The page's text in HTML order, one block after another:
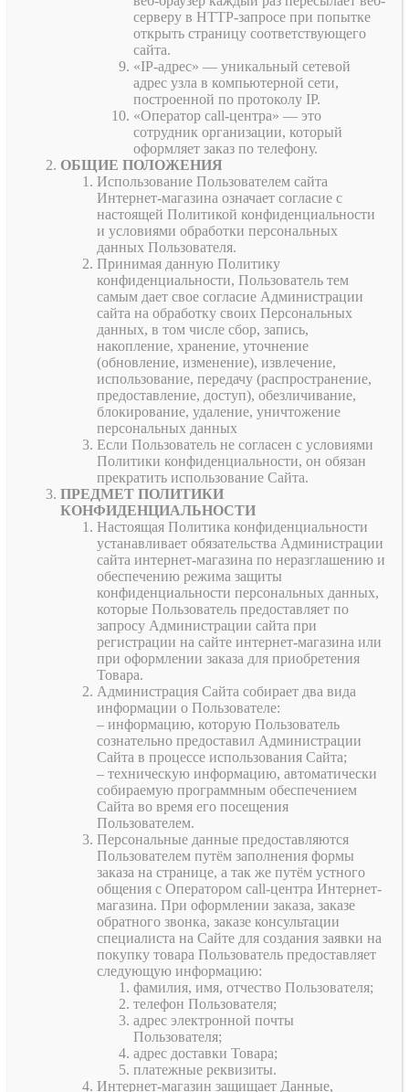
серверу в HTTP-запросе при попытке
открыть страницу соответствующего
сайта.
«IP-адрес» — уникальный сетевой
адрес узла в компьютерной сети,
построенной по протоколу IP.
«Оператор call-центра» — это
сотрудник организации, который
оформляет заказ по телефону.
ОБЩИЕ ПОЛОЖЕНИЯ
Использование Пользователем сайта
Интернет-магазина означает согласие с
настоящей Политикой конфиденциальности
и условиями обработки персональных
данных Пользователя.
Принимая данную Политику
конфиденциальности, Пользователь тем
самым дает свое согласие Администрации
сайта на обработку своих Персональных
данных, в том числе сбор, запись,
накопление, хранение, уточнение
(обновление, изменение), извлечение,
использование, передачу (распространение,
предоставление, доступ), обезличивание,
блокирование, удаление, уничтожение
персональных данных
Если Пользователь не согласен с условиями
Политики конфиденциальности, он обязан
прекратить использование Сайта.
ПРЕДМЕТ ПОЛИТИКИ
КОНФИДЕНЦИАЛЬНОСТИ
Настоящая Политика конфиденциальности
устанавливает обязательства Администрации
сайта интернет-магазина по неразглашению и
обеспечению режима защиты
конфиденциальности персональных данных,
которые Пользователь предоставляет по
запросу Администрации сайта при
регистрации на сайте интернет-магазина или
при оформлении заказа для приобретения
Товара.
Администрация Сайта собирает два вида
информации о Пользователе:
– информацию, которую Пользователь
сознательно предоставил Администрации
Сайта в процессе использования Сайта;
– техническую информацию, автоматически
собираемую программным обеспечением
Сайта во время его посещения
Пользователем.
Персональные данные предоставляются
Пользователем путём заполнения формы
заказа на странице, а так же путём устного
общения с Оператором call-центра Интернет-
магазина. При оформлении заказа, заказе
обратного звонка, заказе консультации
специалиста на Сайте для создания заявки на
покупку товара Пользователь предоставляет
следующую информацию:
фамилия, имя, отчество Пользователя;
телефон Пользователя;
адрес электронной почты
Пользователя;
адрес доставки Товара;
платежные реквизиты.
Интернет-магазин защищает Данные,